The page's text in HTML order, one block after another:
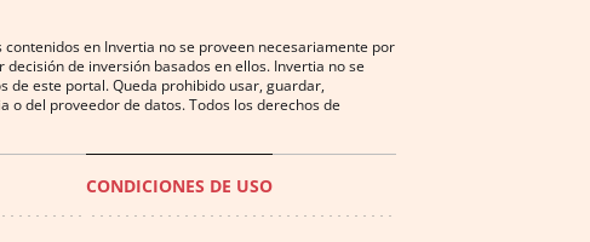
en Invertia no se proveen necesariamente por
de inversión basados en ellos. Invertia no se
de este portal. Queda prohibido usar, guardar,
del proveedor de datos. Todos los derechos de
CONDICIONES DE USO